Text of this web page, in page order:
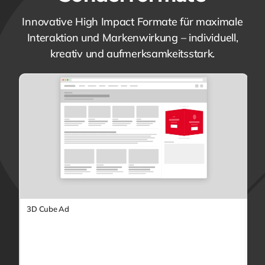
Innovative High Impact Formate für maximale
Interaktion und Markenwirkung – individuell,
kreativ und aufmerksamkeitsstark.
3D Cube Ad